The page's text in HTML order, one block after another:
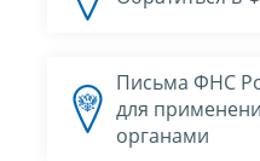
Письма ФНС
для
органами